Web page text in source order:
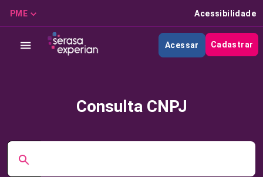
PME Acessibilidade
Acessar Cadastrar
Consulta CNPJ